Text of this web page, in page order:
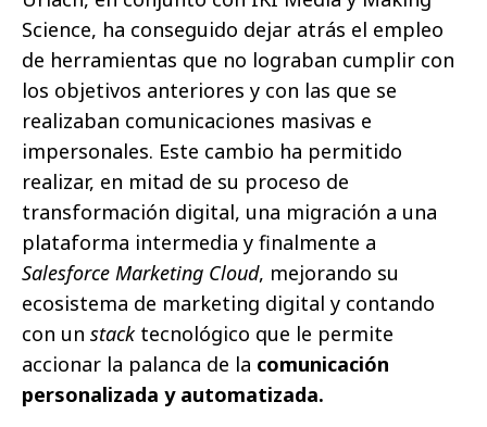
Science, ha conseguido dejar atrás el empleo
de herramientas que no lograban cumplir con
los objetivos anteriores y con las que se
realizaban comunicaciones masivas e
impersonales. Este cambio ha permitido
realizar, en mitad de su proceso de
transformación digital, una migración a una
plataforma intermedia y finalmente a
Salesforce Marketing Cloud, mejorando su
ecosistema de marketing digital y contando
con un stacktecnológico que le permite
accionar la palanca de la comunicación
personalizada y automatizada.